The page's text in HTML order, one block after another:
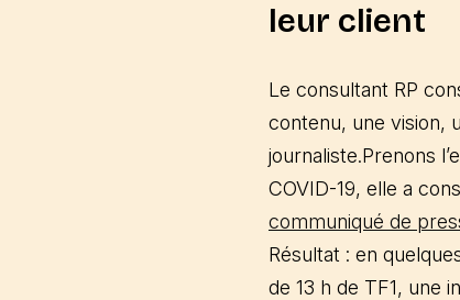
leur client
Le consultant RP
contenu, une vision,
journaliste.Prenons
COVID-19, elle a
communiqué de
Résultat : en
de 13 h de TF1, une